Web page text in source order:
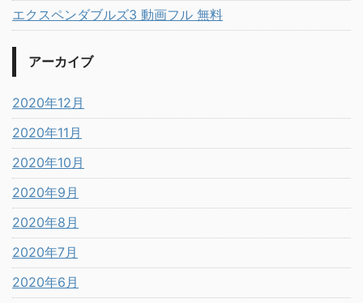
エクスペンダブルズ3 動画フル 無料
アーカイブ
2020年12月
2020年11月
2020年10月
2020年9月
2020年8月
2020年7月
2020年6月